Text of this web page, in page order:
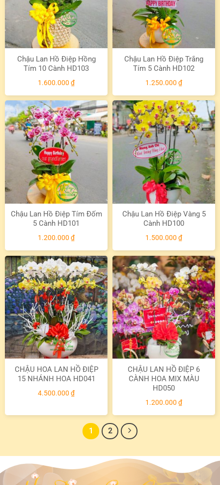
Chậu Lan Hồ Điệp Hồng
Tím 10 Cành HD103
1.600.000 ₫
Chậu Lan Hồ Điệp Trắng
Tím 5 Cành HD102
1.250.000 ₫
Chậu Lan Hồ Điệp Tím Đốm
5 Cành HD101
1.200.000 ₫
Chậu Lan Hồ Điệp Vàng 5
Cành HD100
1.500.000 ₫
CHẬU HOA LAN HỒ ĐIỆP
15 NHÁNH HOA HD041
4.500.000 ₫
CHẬU LAN HỒ ĐIỆP 6
CÀNH HOA MIX MÀU
HD050
1.200.000 ₫
1 2